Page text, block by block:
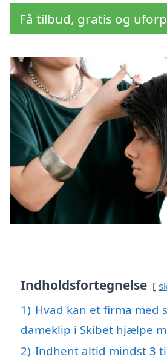
Få tilbud, gratis og
Indholdsfortegnelse
1) Hvad kan et firma med
dameklip i Skibet hjælpe
2) Indhent altid mindst 3